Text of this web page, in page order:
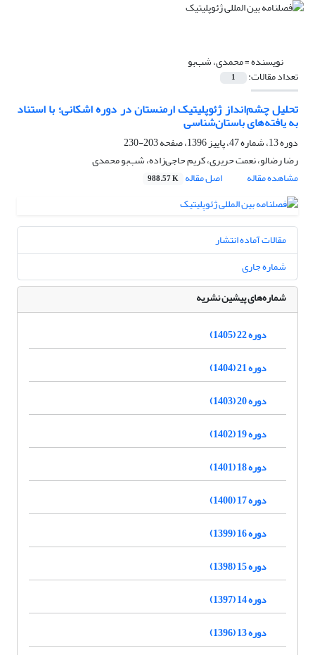
نویسنده =محمدی، شب‌‌بو
تعداد مقالات: 1
تحلیل چشم‌انداز ژئوپلیتیک ارمنستان در دوره اشکانی؛ با استناد
به یافته‌های باستان‌شناسی
دوره 13، شماره 47، پاییز 1396، صفحه
203-230
رضا رضالو، نعمت حریری، کریم حاجی‌زاده، شب‌‌بو محمدی
مشاهده مقاله
اصل مقاله 988.57 K
مقالات آماده انتشار
شماره جاری
شماره‌های پیشین نشریه
دوره 22 (1405)
دوره 21 (1404)
دوره 20 (1403)
دوره 19 (1402)
دوره 18 (1401)
دوره 17 (1400)
دوره 16 (1399)
دوره 15 (1398)
دوره 14 (1397)
دوره 13 (1396)